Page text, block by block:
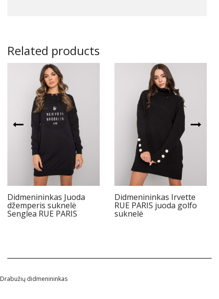
Related products
Didmenininkas Juoda
džemperis suknelė
Senglea RUE PARIS
Didmenininkas Irvette
RUE PARIS juoda golfo
suknelė
Drabužių didmenininkas